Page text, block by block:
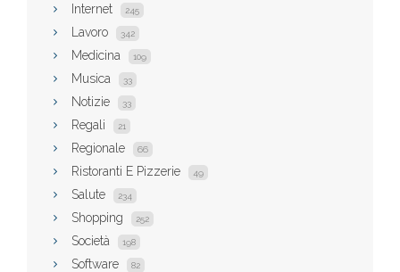
Internet 245
Lavoro 342
Medicina 109
Musica 33
Notizie 33
Regali 21
Regionale 66
Ristoranti E Pizzerie 49
Salute 234
Shopping 252
Società 198
Software 82